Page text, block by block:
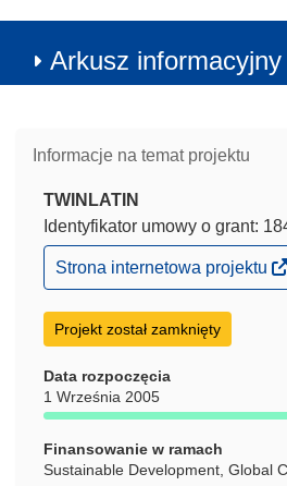
Arkusz informacyjny
Informacje na temat projektu
TWINLATIN
Identyfikator umowy o grant:
(odnośnik
otworzy
w
nowym
Strona internetowa projektu
Projekt został zamknięty
Data rozpoczęcia
1 Września 2005
Finansowanie w ramach
Sustainable Development, Global